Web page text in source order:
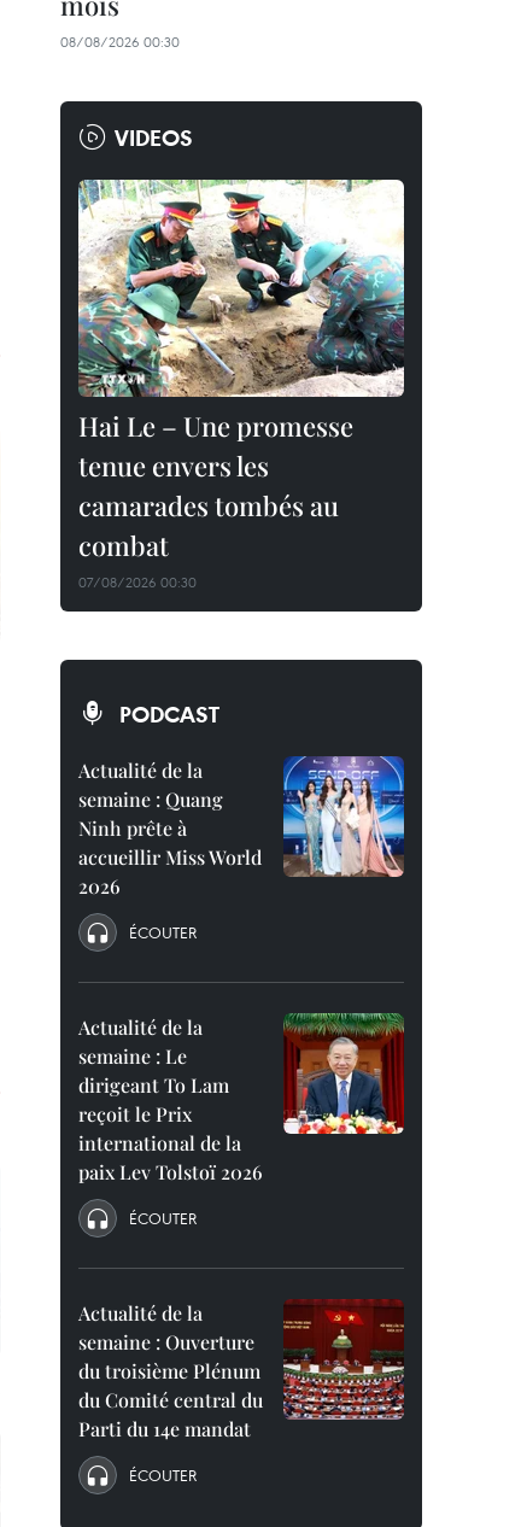
08/08/2026 00:30
VIDEOS
Hai Le – Une promesse
tenue envers les
camarades tombés au
combat
07/08/2026 00:30
PODCAST
Actualité de la
semaine : Quang
Ninh prête à
accueillir Miss World
2026
ÉCOUTER
Actualité de la
semaine : Le
dirigeant To Lam
reçoit le Prix
international de la
paix Lev Tolstoï 2026
ÉCOUTER
Actualité de la
semaine : Ouverture
du troisième Plénum
du Comité central du
Parti du 14e mandat
ÉCOUTER